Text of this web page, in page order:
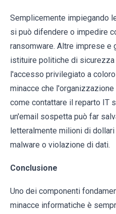
Semplicemente impiegando
si può difendere o impedire
ransomware. Altre imprese e
istituire politiche di
l'accesso privilegiato a
minacce che
come contattare il reparto IT
un'email sospetta può far
letteralmente milioni di
malware o violazione di dati.
Conclusione
Uno dei componenti
minacce informatiche è